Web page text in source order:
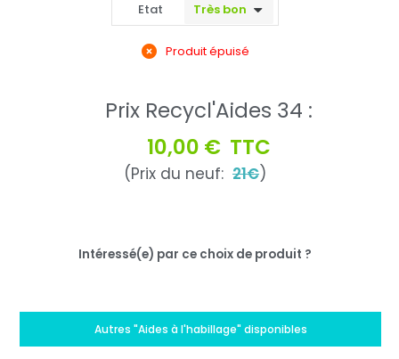
Etat
Produit épuisé
Prix Recycl'Aides 34 :
10,00 € TTC
(Prix du neuf: 21€)
Intéressé(e) par ce choix de produit ?
Autres "Aides à l'habillage" disponibles